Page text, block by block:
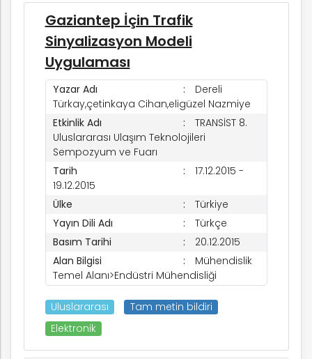
Gaziantep İçin Trafik
Sinyalizasyon Modeli
Uygulaması
Yazar Adı
Dereli
Türkay,çetinkaya Cihan,eligüzel Nazmiye
Etkinlik Adı
TRANSİST 8.
Uluslararası Ulaşım Teknolojileri
Sempozyum ve Fuarı
Tarih
17.12.2015 -
19.12.2015
Ülke
Türkiye
Yayın Dili Adı
Türkçe
Basım Tarihi
20.12.2015
Alan Bilgisi
Mühendislik
Temel Alanı>Endüstri Mühendisliği
Uluslararası
Tam metin bildiri
Elektronik